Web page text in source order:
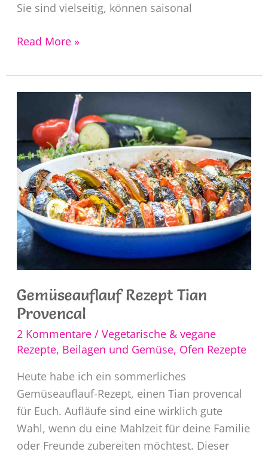
Sie sind vielseitig, können saisonal
Mediteraner
mit
Tortellini
Read More »
Gemüseauflauf Rezept Tian
Provencal
2 Kommentare / Vegetarische & vegane
Rezepte, Beilagen und Gemüse, Ofen Rezepte
Heute habe ich ein sommerliches
Gemüseauflauf-Rezept, einen Tian provencal
für Euch. Aufläufe sind eine wirklich gute
Wahl, wenn du eine Mahlzeit für deine Familie
oder Freunde zubereiten möchtest. Dieser